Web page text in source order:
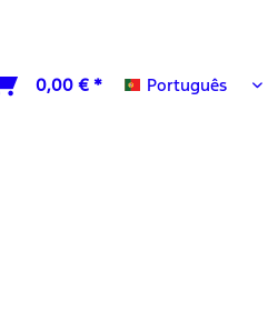
0,00 € * Português
Português